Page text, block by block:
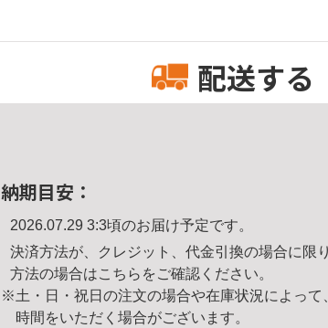
配送する
納期目安：
2026.07.29 3:3頃のお届け予定です。
決済方法が、クレジット、代金引換の場合に限
方法の場合はこちら をご確認ください。
※土・日・祝日の注文の場合や在庫状況によって
時間をいただく場合がございます。